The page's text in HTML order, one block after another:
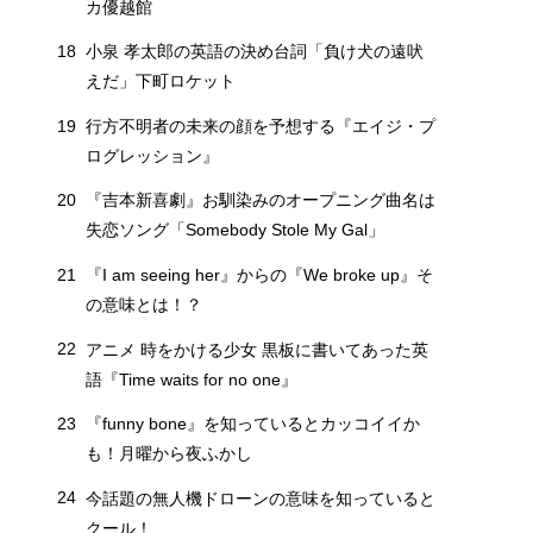
カ優越館
18 小泉 孝太郎の英語の決め台詞「負け犬の遠吠
えだ」下町ロケット
19 行方不明者の未来の顔を予想する『エイジ・プ
ログレッション』
20
『吉本新喜劇』お馴染みのオープニング曲名は
失恋ソング「Somebody Stole My Gal」
21
『I am seeing her』からの『We broke up』そ
の意味とは！？
22
アニメ 時をかける少女 黒板に書いてあった英
語『Time waits for no one』
23
『funny bone』を知っているとカッコイイか
も！月曜から夜ふかし
24 今話題の無人機ドローンの意味を知っていると
クール！